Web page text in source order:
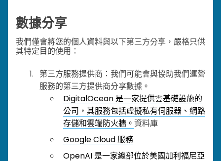
數據分享
我們僅會將您的個人資料與以下第三方分享，嚴格只供
其特定目的使用：
第三方服務提供商：我們可能會與協助我們運營
服務的第三方提供商分享數據。
DigitalOcean 是一家提供雲基礎設施的
公司，其服務包括虛擬私有伺服器、網路
存儲和雲端防火牆。 資料庫
Google Cloud 服務
OpenAI 是一家總部位於美國加利福尼亞